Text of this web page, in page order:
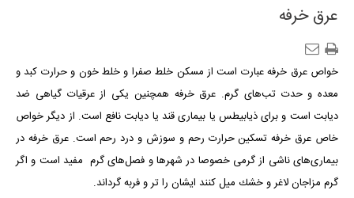
عرق خرفه
خواص عرق خرفه عبارت است از مسكن خلط صفرا و خلط خون و حرارت کبد و
معده و حدت تب‌هاى گرم. عرق خرفه همچنین یکی از عرقیات گیاهی ضد
دیابت است و برای ذيابيطس یا بیماری قند یا دیابت نافع است. از دیگر خواص
خاص عرق خرفه تسكين حرارت رحم و سوزش و درد رحم است. عرق خرفه در
بیماری‌های ناشی از گرمی خصوصا در شهرها و فصل‌های گرم مفید است و اگر
گرم مزاجان لاغر و خشك میل کنند ايشان را تر و فربه گرداند.